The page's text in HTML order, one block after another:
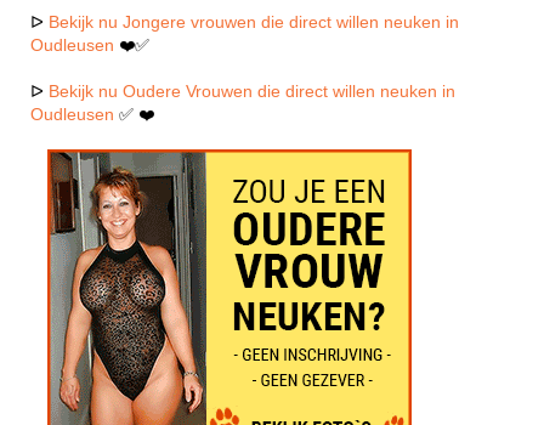
ᐅ Bekijk nu Jongere vrouwen die direct willen neuken in
Oudleusen ❤️✅
ᐅ Bekijk nu Oudere Vrouwen die direct willen neuken in
Oudleusen ✅ ❤️